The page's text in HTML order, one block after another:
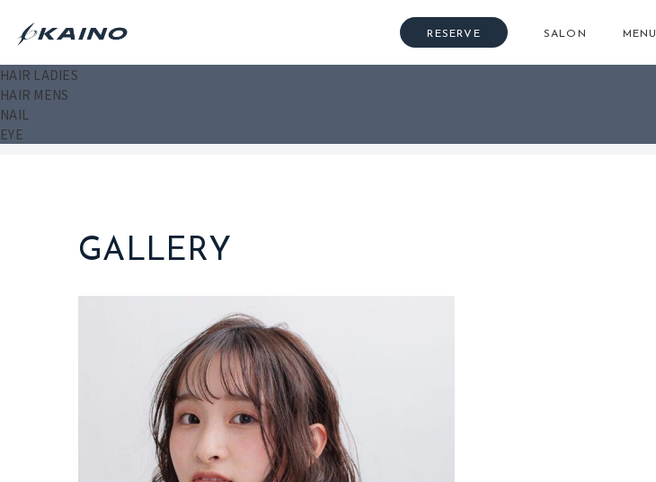
RESERVE SALON MENU
HAIR LADIES
HAIR MENS
NAIL
EYE
GALLERY